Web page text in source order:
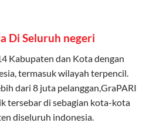
Di Seluruh negeri
Kabupaten dan Kota dengan
termasuk wilayah terpencil.
dari 8 juta pelanggan,GraPARI
tersebar di sebagian kota-kota
diseluruh indonesia.